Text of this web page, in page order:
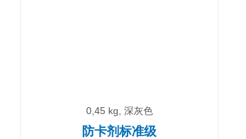
0,45 kg, 深灰色
防卡剂标准级